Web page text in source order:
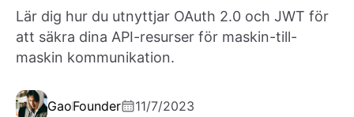
Lär dig hur du utnyttjar OAuth 2.0 och JWT för
att säkra dina API-resurser för maskin-till-
maskin kommunikation.
GaoFounder 11/7/2023